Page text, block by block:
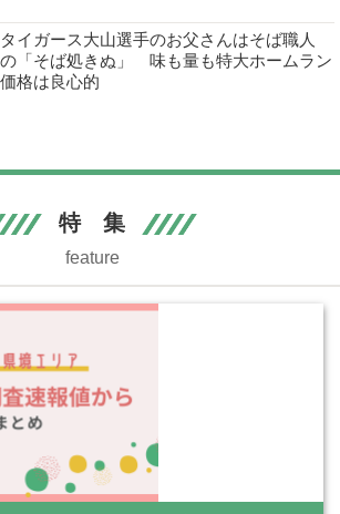
イガース大山選手のお父さんはそば職人
「そば処きぬ」 味も量も特大ホームラン
格は良心的
特 集
feature